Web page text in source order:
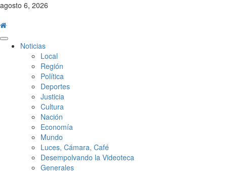
Saltar
contenido
agosto 6, 2026
MenúNoticias
Local
Región
Política
Deportes
Justicia
Cultura
Nación
Economía
Mundo
Luces, Cámara, Café
Desempolvando la Videoteca
Generales